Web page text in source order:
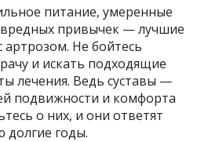
питание, умеренные
вредных привычек — лучшие
Не бойтесь
и искать подходящие
лечения. Ведь суставы —
подвижности и комфорта
о них, и они ответят
долгие годы.